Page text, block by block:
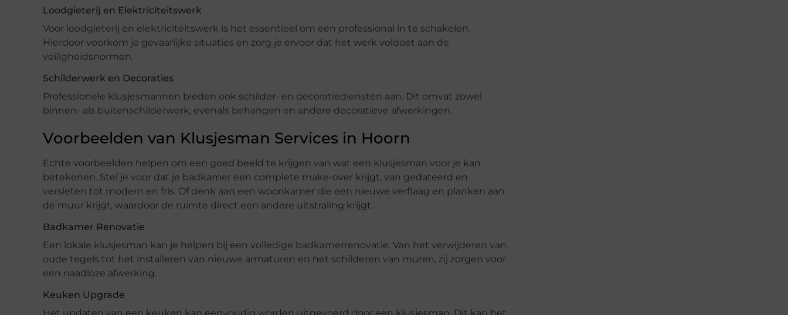
Loodgieterij en Elektriciteitswerk
Voor loodgieterij en elektriciteitswerk is het essentieel om een professional in te schakelen.
Hierdoor voorkom je gevaarlijke situaties en zorg je ervoor dat het werk voldoet aan de
veiligheidsnormen.
Schilderwerk en Decoraties
Professionele klusjesmannen bieden ook schilder- en decoratiediensten aan. Dit omvat zowel
binnen- als buitenschilderwerk, evenals behangen en andere decoratieve afwerkingen.
Voorbeelden van Klusjesman Services in Hoorn
Echte voorbeelden helpen om een goed beeld te krijgen van wat een klusjesman voor je kan
betekenen. Stel je voor dat je badkamer een complete make-over krijgt, van gedateerd en
versleten tot modern en fris. Of denk aan een woonkamer die een nieuwe verflaag en planken aan
de muur krijgt, waardoor de ruimte direct een andere uitstraling krijgt.
Badkamer Renovatie
Een lokale klusjesman kan je helpen bij een volledige badkamerrenovatie. Van het verwijderen van
oude tegels tot het installeren van nieuwe armaturen en het schilderen van muren, zij zorgen voor
een naadloze afwerking.
Keuken Upgrade